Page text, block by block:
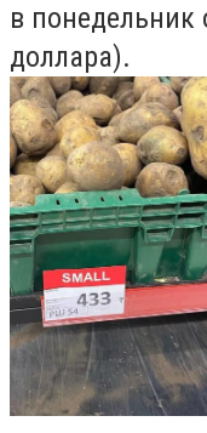
в понедельник
доллара).